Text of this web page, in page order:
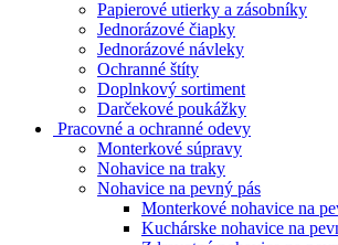
Papierové utierky a zásobníky
Jednorázové čiapky
Jednorázové návleky
Ochranné štíty
Doplnkový sortiment
Darčekové poukážky
Pracovné a ochranné odevy
Monterkové súpravy
Nohavice na traky
Nohavice na pevný pás
Monterkové nohavice na
Kuchárske nohavice na